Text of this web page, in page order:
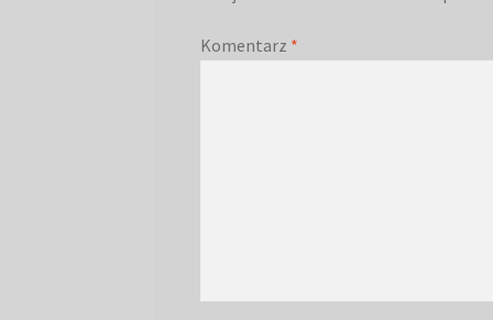
Komentarz *